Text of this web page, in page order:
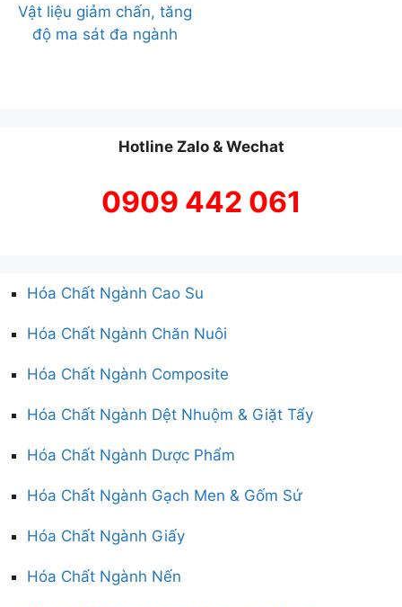
Vật liệu giảm chấn, tăng
độ ma sát đa ngành
Hotline Zalo & Wechat
0909 442 061
Hóa Chất Ngành Cao Su
Hóa Chất Ngành Chăn Nuôi
Hóa Chất Ngành Composite
Hóa Chất Ngành Dệt Nhuộm & Giặt Tẩy
Hóa Chất Ngành Dược Phẩm
Hóa Chất Ngành Gạch Men & Gốm Sứ
Hóa Chất Ngành Giấy
Hóa Chất Ngành Nến